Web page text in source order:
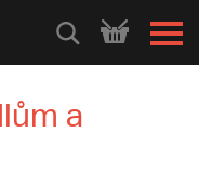
HLEDEJ
a